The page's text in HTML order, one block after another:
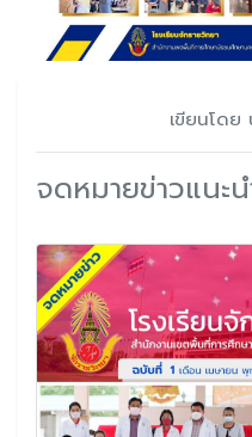
เขียนโด
จดหมายข่าวแนะ